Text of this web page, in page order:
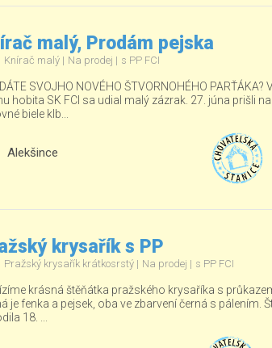
malý, Prodám pejska
Knírač malý Na prodej s PP FCI
SVOJHO NOVÉHO ŠTVORNOHÉHO PARŤÁKA?
hobita SK FCI sa udial malý zázrak. 27. júna prišli
biele klb...
Alekšince
krysařík s PP
Pražský krysařík krátkosrstý Na prodej s PP FCI
krásná štěňátka pražského krysaříka s
je fenka a pejsek, oba ve zbarvení černá s pálením.
18. ...